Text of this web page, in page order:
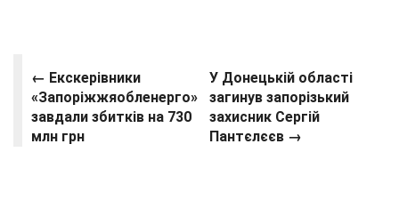
← Екскерівники
«Запоріжжяобленерго»
завдали збитків на 730
млн грн
У Донецькій області
загинув запорізький
захисник Сергій
Пантєлєєв →